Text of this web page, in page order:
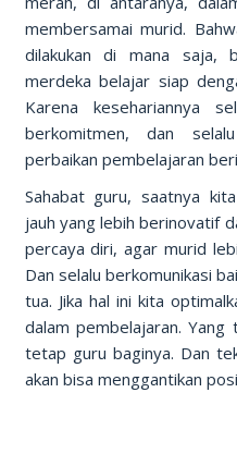
membersamai murid.
dilakukan di mana saja,
merdeka belajar siap
Karena kesehariannya
berkomitmen, dan
perbaikan pembelajaran
Sahabat guru, saatnya
jauh yang lebih berinovatif
percaya diri, agar murid
Dan selalu berkomunikasi
tua. Jika hal ini kita
dalam pembelajaran.
tetap guru baginya. Dan
akan bisa menggantikan